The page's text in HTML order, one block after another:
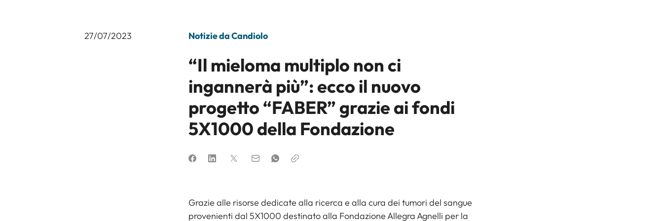
27/07/2023 Notizie da Candiolo
“Il mieloma multiplo non ci
ingannerà più”: ecco il nuovo
progetto “FABER” grazie ai fondi
5X1000 della Fondazione
Grazie alle risorse dedicate alla ricerca e alla cura dei tumori del sangue
provenienti dal 5X1000 destinato alla Fondazione Allegra Agnelli per la